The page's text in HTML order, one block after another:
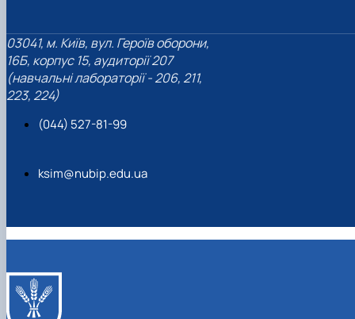
03041, м. Київ, вул. Героїв оборони,
16Б, корпус 15, аудиторії 207
(навчальні лабораторії - 206, 211,
223, 224)
(044) 527-81-99
ksim@nubip.edu.ua